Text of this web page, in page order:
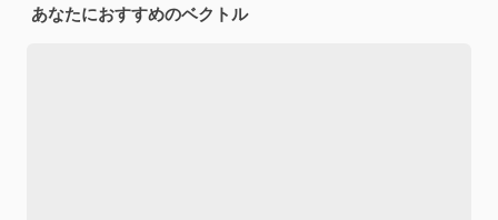
あなたにおすすめのベクトル